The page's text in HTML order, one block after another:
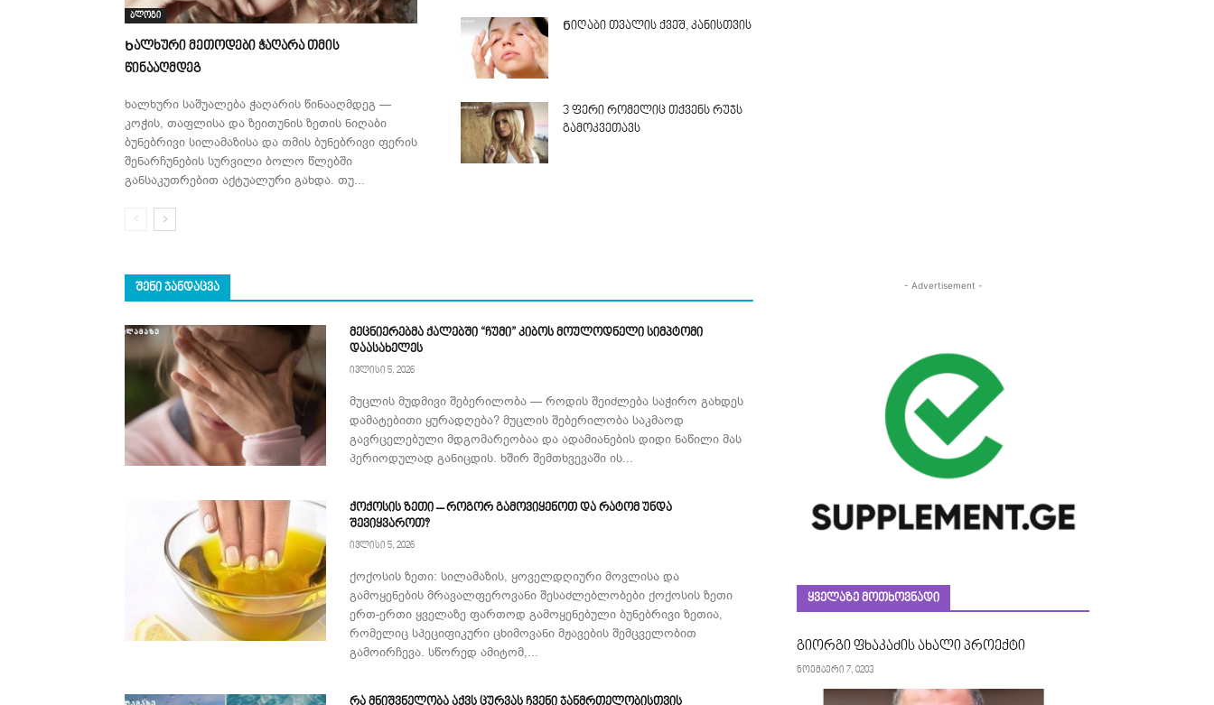
ბლოგი
Ხალხური მეთოდები ჭაღარა თმის
წინააღმდეგ
ხალხური საშუალება ჭაღარის წინააღმდეგ —
კოჭის, თაფლისა და ზეითუნის ზეთის ნიღაბი
ბუნებრივი სილამაზისა და თმის ბუნებრივი ფერის
შენარჩუნების სურვილი ბოლო წლებში
განსაკუთრებით აქტუალური გახდა. თუ...
Ნიღაბი თვალის ქვეშ, კანისთვის
3 ფერი რომელიც თქვენს რუჯს
გამოკვეთავს
ᲨᲔᲜᲘ ᲯᲐᲜᲓᲐᲪᲕᲐ
მეცნიერებმა ქალებში “ჩუმი” კიბოს მოულოდნელი სიმპტომი
დაასახელეს
ივლისი 5, 2026
მუცლის მუდმივი შებერილობა — როდის შეიძლება საჭირო გახდეს
დამატებითი ყურადღება? მუცლის შებერილობა საკმაოდ
გავრცელებული მდგომარეობაა და ადამიანების დიდი ნაწილი მას
პერიოდულად განიცდის. ხშირ შემთხვევაში ის...
ქოქოსის ზეთი – როგორ გამოვიყენოთ და რატომ უნდა
შევიყვაროთ?
ივლისი 5, 2026
ქოქოსის ზეთი: სილამაზის, ყოველდღიური მოვლისა და
გამოყენების მრავალფეროვანი შესაძლებლობები ქოქოსის ზეთი
ერთ-ერთი ყველაზე ფართოდ გამოყენებული ბუნებრივი ზეთია,
რომელიც სპეციფიკური ცხიმოვანი მჟავების შემცველობით
გამოირჩევა. სწორედ ამიტომ,...
- Advertisement -
ᲧᲕᲔᲚᲐᲖᲔ ᲛᲝᲗᲮᲝᲕᲜᲐᲓᲘ
გიორგი ფხაკაძის ახალი პროექტი
ნოემბერი 7, 0203